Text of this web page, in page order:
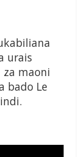
urais
maoni
bado Le